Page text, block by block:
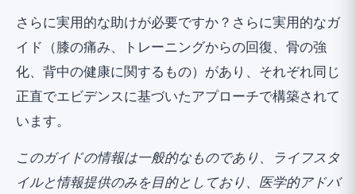
さらに実用的な助けが必要ですか？ さらに実用的なガ
イド （膝の痛み、トレーニングからの回復、骨の強
化、背中の健康に関するもの）があり、それぞれ同じ
正直でエビデンスに基づいたアプローチで構築されて
います。
このガイドの情報は一般的なものであり、ライフスタ
イルと情報提供のみを目的としており、医学的アドバ